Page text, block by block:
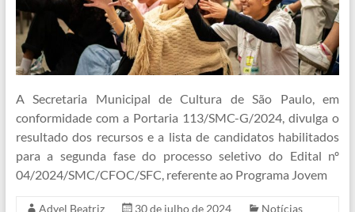
A Secretaria Municipal de Cultura de São Paulo, em
conformidade com a Portaria 113/SMC-G/2024, divulga o
resultado dos recursos e a lista de candidatos habilitados
para a segunda fase do processo seletivo do Edital nº
04/2024/SMC/CFOC/SFC, referente ao Programa Jovem
Adyel Beatriz 30 de julho de 2024
Notícias